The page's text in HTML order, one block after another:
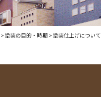
>塗装の目的・時期>塗装仕上げについて